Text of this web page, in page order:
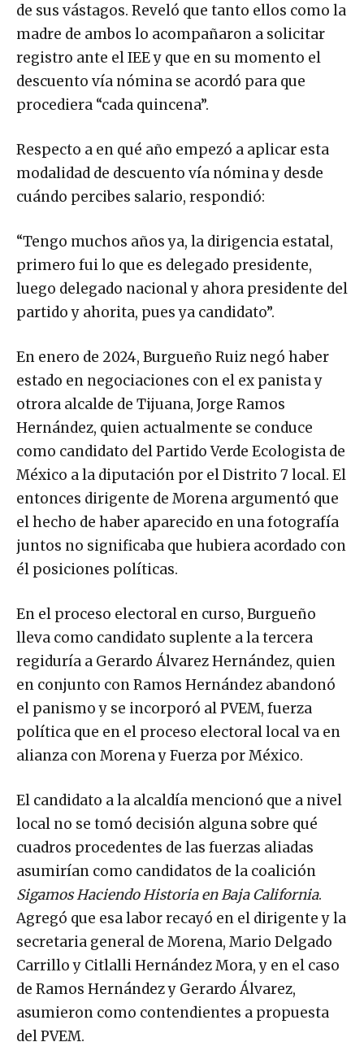
de sus vástagos. Reveló que tanto ellos como la
madre de ambos lo acompañaron a solicitar
registro ante el IEE y que en su momento el
descuento vía nómina se acordó para que
procediera “cada quincena”.
Respecto a en qué año empezó a aplicar esta
modalidad de descuento vía nómina y desde
cuándo percibes salario, respondió:
“Tengo muchos años ya, la dirigencia estatal,
primero fui lo que es delegado presidente,
luego delegado nacional y ahora presidente del
partido y ahorita, pues ya candidato”.
En enero de 2024, Burgueño Ruiz negó haber
estado en negociaciones con el ex panista y
otrora alcalde de Tijuana, Jorge Ramos
Hernández, quien actualmente se conduce
como candidato del Partido Verde Ecologista de
México a la diputación por el Distrito 7 local. El
entonces dirigente de Morena argumentó que
el hecho de haber aparecido en una fotografía
juntos no significaba que hubiera acordado con
él posiciones políticas.
En el proceso electoral en curso, Burgueño
lleva como candidato suplente a la tercera
regiduría a Gerardo Álvarez Hernández, quien
en conjunto con Ramos Hernández abandonó
el panismo y se incorporó al PVEM, fuerza
política que en el proceso electoral local va en
alianza con Morena y Fuerza por México.
El candidato a la alcaldía mencionó que a nivel
local no se tomó decisión alguna sobre qué
cuadros procedentes de las fuerzas aliadas
asumirían como candidatos de la coalición
Sigamos Haciendo Historia en Baja California.
Agregó que esa labor recayó en el dirigente y la
secretaria general de Morena, Mario Delgado
Carrillo y Citlalli Hernández Mora, y en el caso
de Ramos Hernández y Gerardo Álvarez,
asumieron como contendientes a propuesta
del PVEM.